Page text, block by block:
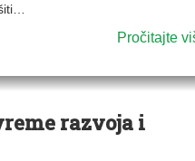
Pročitajte
razvoja i